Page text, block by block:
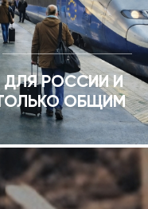
ДЛЯ РОССИИ И
ОБЩИМ